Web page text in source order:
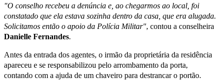
"O conselho recebeu a denúncia e, ao chegarmos ao local, foi
constatado que ela estava sozinha dentro da casa, que era alugada.
Solicitamos então o apoio da Polícia Militar", contou a conselheira
Danielle Fernandes.
Antes da entrada dos agentes, o irmão da proprietária da residência
apareceu e se responsabilizou pelo arrombamento da porta,
contando com a ajuda de um chaveiro para destrancar o portão.